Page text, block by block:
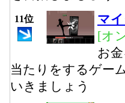
11位
マ
[オ
お
当たりをするゲー
いきましょう